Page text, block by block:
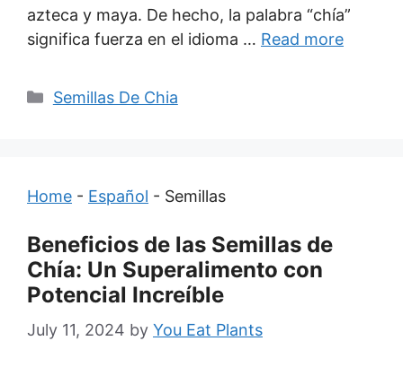
azteca y maya. De hecho, la palabra “chía”
significa fuerza en el idioma … Read more
Categories
Semillas De Chia
Home - Español - Semillas
Beneficios de las Semillas de
Chía: Un Superalimento con
Potencial Increíble
July 11, 2024 by You Eat Plants